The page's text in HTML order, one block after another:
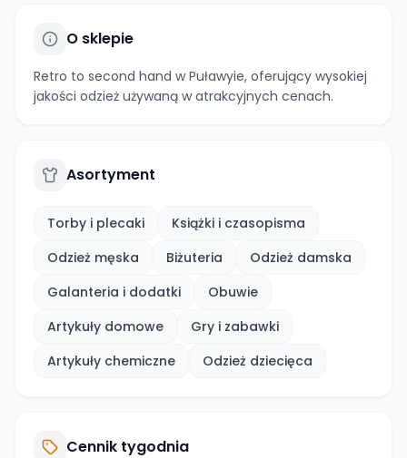
O sklepie
Retro to second hand w Puławyie, oferujący wysokiej
jakości odzież używaną w atrakcyjnych cenach.
Asortyment
Torby i plecaki
Książki i czasopisma
Odzież męska
Biżuteria
Odzież damska
Galanteria i dodatki
Obuwie
Artykuły domowe
Gry i zabawki
Artykuły chemiczne
Odzież dziecięca
Cennik tygodnia